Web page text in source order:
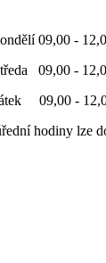
09,00 -
09,00 -
09,00 -
hodiny lze